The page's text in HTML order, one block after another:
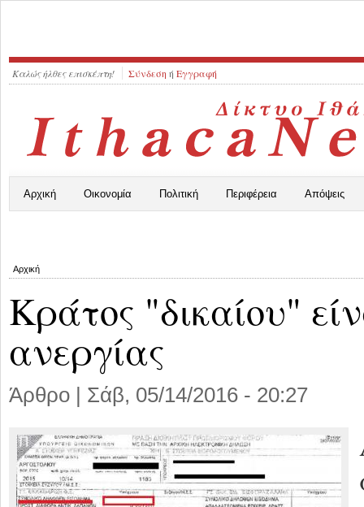
Καλώς ήλθες επισκέπτη! Σύνδεση ή Εγγραφή
Αρχική Οικονομία Πολιτική Περιφέρεια Απόψεις
Αρχική
Κράτος "δικαίου"
ανεργίας
Άρθρο | Σάβ, 05/14/2016 - 20:27